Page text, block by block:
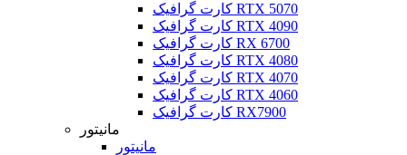
کارت گرافیک RTX 5070
کارت گرافیک RTX 4090
کارت گرافیک RX 6700
کارت گرافیک RTX 4080
کارت گرافیک RTX 4070
کارت گرافیک RTX 4060
کارت گرافیک RX7900
مانیتور
مانیتور